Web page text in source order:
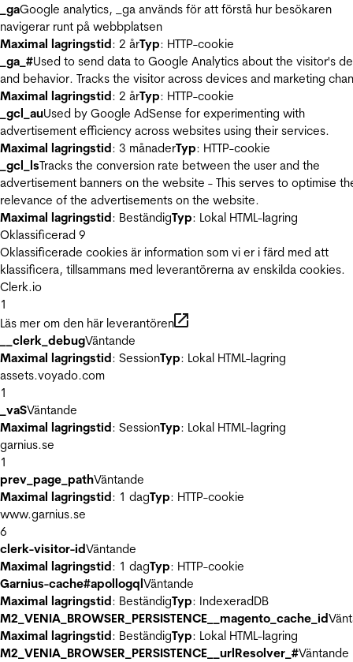
_gaGoogle analytics, _ga används för att förstå hur besökaren
navigerar runt på webbplatsen
Maximal lagringstid: 2 årTyp: HTTP-cookie
_ga_#Used to send data to Google Analytics about the visitor's
and behavior. Tracks the visitor across devices and marketing
Maximal lagringstid: 2 årTyp: HTTP-cookie
_gcl_auUsed by Google AdSense for experimenting with
advertisement efficiency across websites using their services.
Maximal lagringstid: 3 månaderTyp: HTTP-cookie
_gcl_lsTracks the conversion rate between the user and the
advertisement banners on the website - This serves to optimise
relevance of the advertisements on the website.
Maximal lagringstid: BeständigTyp: Lokal HTML-lagring
Oklassificerad 9
Oklassificerade cookies är information som vi er i färd med att
klassificera, tillsammans med leverantörerna av enskilda cookies.
Clerk.io
1
Läs mer om den här leverantören
__clerk_debugVäntande
Maximal lagringstid: SessionTyp: Lokal HTML-lagring
assets.voyado.com
1
_vaSVäntande
Maximal lagringstid: SessionTyp: Lokal HTML-lagring
garnius.se
1
prev_page_pathVäntande
Maximal lagringstid: 1 dagTyp: HTTP-cookie
www.garnius.se
6
clerk-visitor-idVäntande
Maximal lagringstid: 1 dagTyp: HTTP-cookie
Garnius-cache#apollogqlVäntande
Maximal lagringstid: BeständigTyp: IndexeradDB
M2_VENIA_BROWSER_PERSISTENCE__magento_cache_id
Maximal lagringstid: BeständigTyp: Lokal HTML-lagring
M2_VENIA_BROWSER_PERSISTENCE__urlResolver_#Väntande